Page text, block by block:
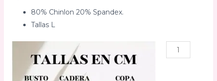
80% Chinlon 20% Spandex.
Tallas L
Jade
cantidad